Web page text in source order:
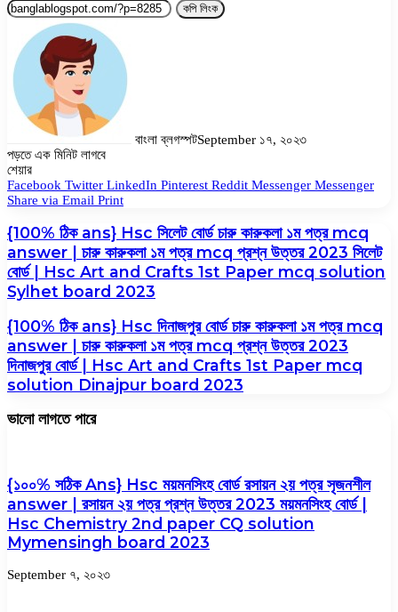
Share
কপি লিংক
বাংলা ব্লগস্পটSeptember ১৭, ২০২৩
পড়তে এক মিনিট লাগবে
Facebook
Twitter
LinkedIn
Pinterest
Messenger
Messenger
WhatsApp
শেয়ার
Facebook Twitter LinkedIn Pinterest Reddit Messenger Messenger
Share via Email Print
{100% ঠিক ans} Hsc সিলেট বোর্ড চারু কারুকলা ১ম পত্র mcq
answer | চারু কারুকলা ১ম পত্র mcq প্রশ্ন উত্তর 2023 সিলেট
বোর্ড | Hsc Art and Crafts 1st Paper mcq solution
Sylhet board 2023
{100% ঠিক ans} Hsc দিনাজপুর বোর্ড চারু কারুকলা ১ম পত্র mcq
answer | চারু কারুকলা ১ম পত্র mcq প্রশ্ন উত্তর 2023
দিনাজপুর বোর্ড | Hsc Art and Crafts 1st Paper mcq
solution Dinajpur board 2023
ভালো লাগতে পারে
{১০০% সঠিক Ans} Hsc ময়মনসিংহ বোর্ড রসায়ন ২য় পত্র সৃজনশীল
answer | রসায়ন ২য় পত্র প্রশ্ন উত্তর 2023 ময়মনসিংহ বোর্ড |
Hsc Chemistry 2nd paper CQ solution
Mymensingh board 2023
September ৭, ২০২৩